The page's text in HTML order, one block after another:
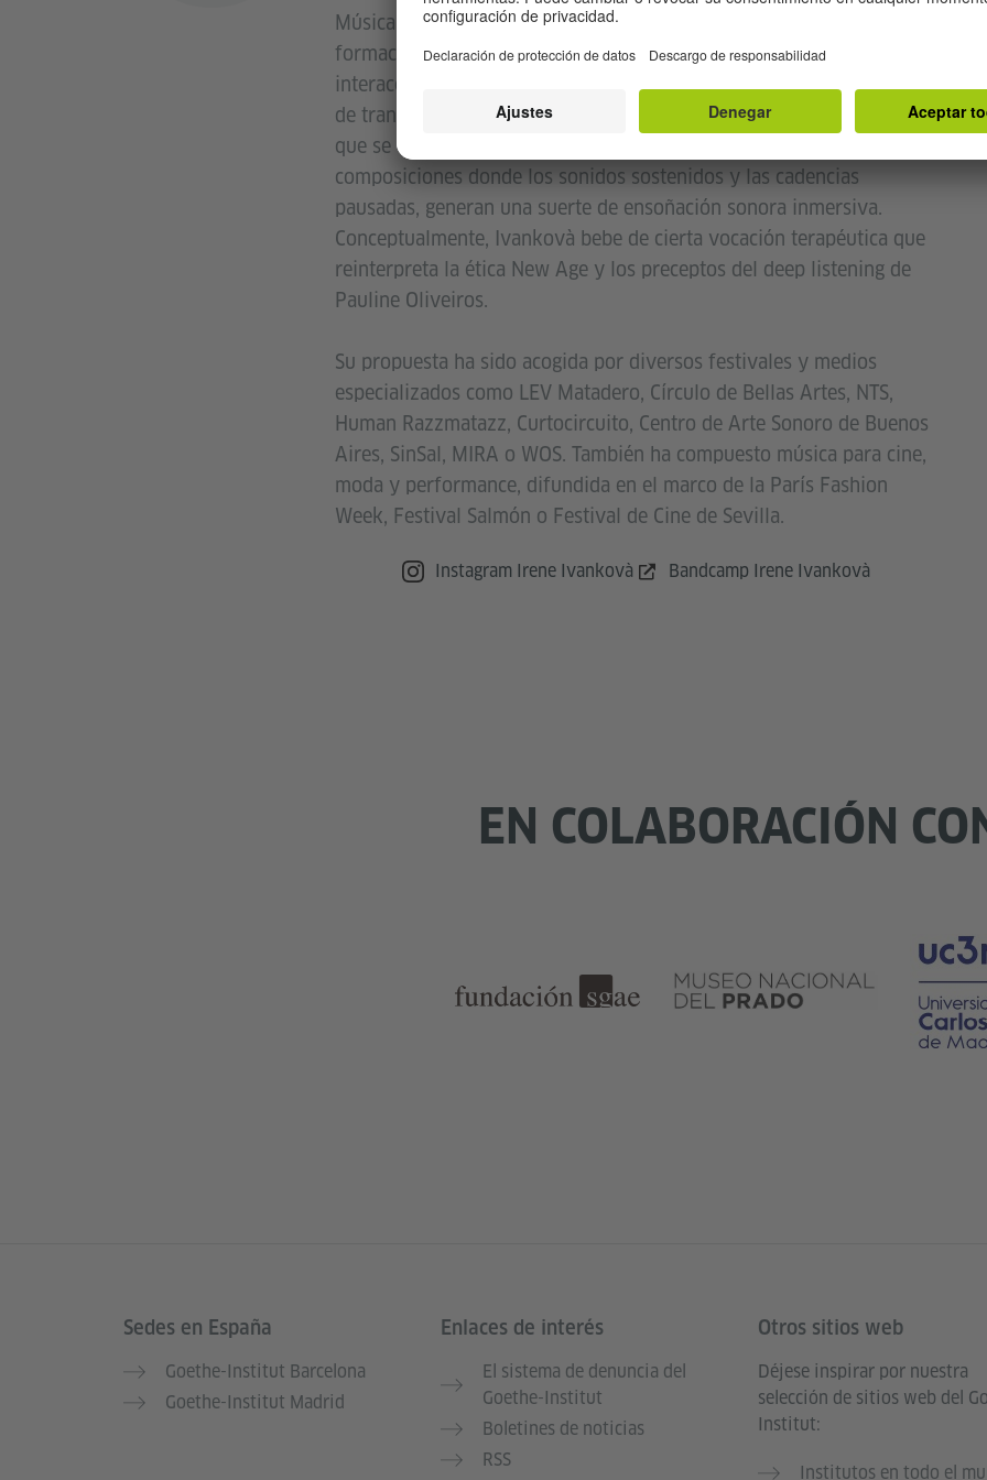
Música, productora, investigadora y curadora sonora. Con una
formación musical ecléctica, su proyecto se centra en las tensiones e
interacciones producidas entre la armonía, la emoción y los estados
de trance como motivadoras de la percepción sonora. Una propuesta
que se construye a través de mantras vocales, repeticiones y
composiciones donde los sonidos sostenidos y las cadencias
pausadas, generan una suerte de ensoñación sonora inmersiva.
Conceptualmente, Ivankovà bebe de cierta vocación terapéutica que
reinterpreta la ética New Age y los preceptos del deep listening de
Pauline Oliveiros.
Su propuesta ha sido acogida por diversos festivales y medios
especializados como LEV Matadero, Círculo de Bellas Artes, NTS,
Human Razzmatazz, Curtocircuito, Centro de Arte Sonoro de Buenos
Aires, SinSal, MIRA o WOS. También ha compuesto música para cine,
moda y performance, difundida en el marco de la París Fashion
Week, Festival Salmón o Festival de Cine de Sevilla.
Instagram Irene Ivankovà Bandcamp Irene Ivankovà
EN COLABORACIÓN
Service- und Informationsbereich
Sedes en España
Goethe-Institut Barcelona
Goethe-Institut Madrid
Enlaces de interés
El sistema de denuncia del
Goethe-Institut
Boletines de noticias
RSS
Otros sitios web
Déjese inspirar por nuestra
selección de sitios web del
Institut:
Institutos en todo el